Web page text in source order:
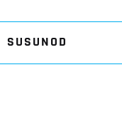
SUSUNOD